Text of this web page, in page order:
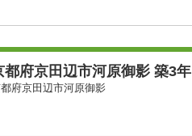
都府京田辺市河原御影 築3
府京田辺市河原御影